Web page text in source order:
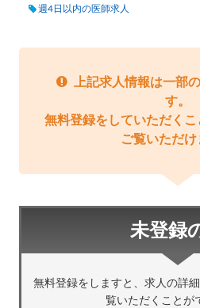
週4日以内の医師求人
上記求人情報は一部
す。
無料登録をしていただく
ご覧いただけ
未登録
無料登録をしますと、求人の詳
覧いただくことが